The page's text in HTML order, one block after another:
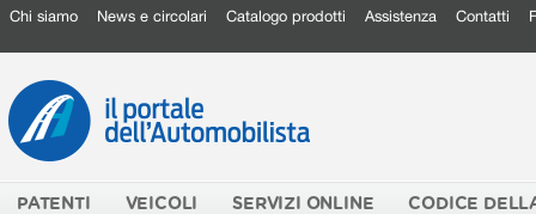
Chi siamo News e circolari Catalogo prodotti Assistenza Contatti
PATENTI VEICOLI SERVIZI ONLINE CODICE